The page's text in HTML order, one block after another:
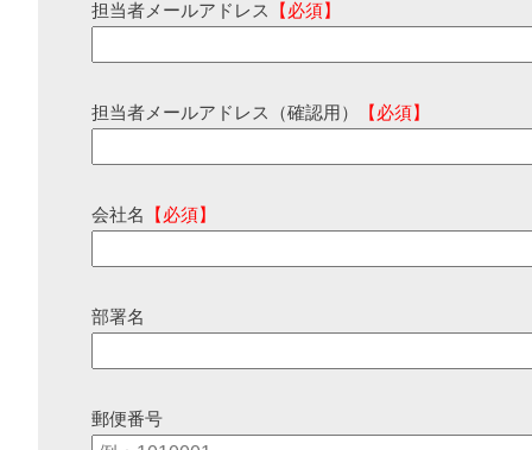
担当者メールアドレス 【必須】
担当者メールアドレス（確認用） 【必須】
会社名 【必須】
部署名
郵便番号